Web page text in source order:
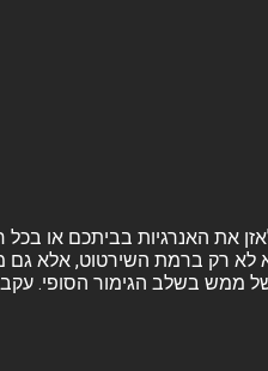
את האנרגיות בביתכם
לא רק ברמת השירטוט, אלא גם
ממש בשלב הגימור הסופי.